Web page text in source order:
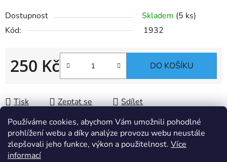
Používáme cookies, abychom Vám umožnili pohodlné
prohlížení webu a díky analýze provozu webu neustále
zlepšovali jeho funkce, výkon a použitelnost. Více
informací
Dostupnost Skladem (5 ks)
Kód:
1932
250 Kč DO KOŠÍKU
Tisk Zeptat se Sdílet
Popis